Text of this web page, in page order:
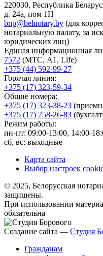
220030, Республика
д. 24а, пом 1Н
bnp@belnotary.by (для
нотариальную палату, за
юридических лиц)
Единая информационная
7572 (МТС, A1, Life)
+375 (44) 592-99-27
Горячая линия:
+375 (17) 323-59-34
Общие номера:
+375 (17) 323-38-23
+375 (17) 258-26-83
Режим работы:
пн-пт: 09:00-13:00, 14:00-
сб, вс: выходные
Карта сайта
Выбор настроек
© 2025, Белорусская
защищены.
При использовании
обязательна
Создание сайта — Студия
Гражданам